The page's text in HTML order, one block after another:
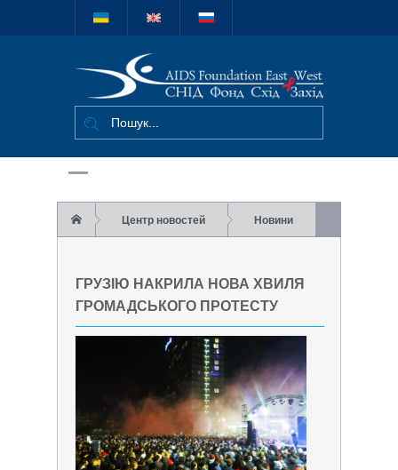
Міжнародний
благодійний
фонд "СНІД
Захід"
Центр новостей Новини
протесту
ГРУЗІЮ НАКРИЛА НОВА ХВИЛЯ
ГРОМАДСЬКОГО ПРОТЕСТУ